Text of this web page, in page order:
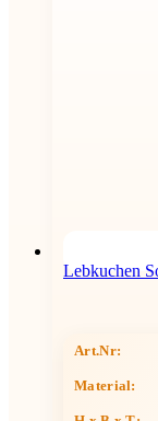
Lebkuchen
Art.Nr:
Material: